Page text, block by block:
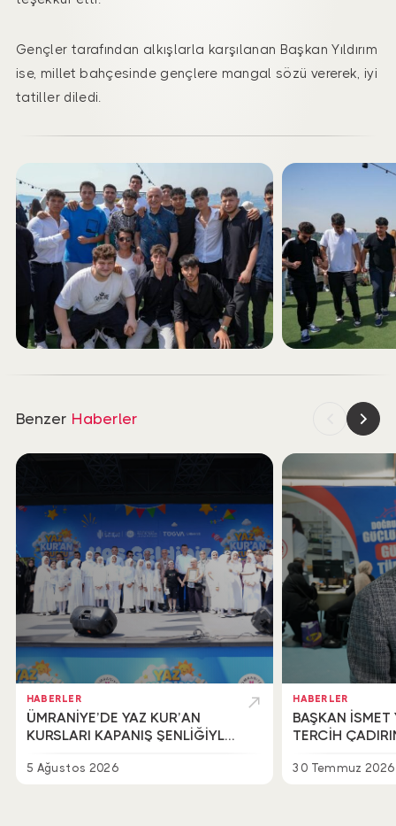
Gençler tarafından alkışlarla karşılanan Başkan Yıldırım
ise, millet bahçesinde gençlere mangal sözü vererek, iyi
tatiller diledi.
Benzer Haberler
HABERLER
ÜMRANİYE’DE YAZ KUR’AN
KURSLARI KAPANIŞ ŞENLİĞİYLE
5 Ağustos 2026
HABERLER
BAŞKAN İSMET
TERCİH
30 Temmuz 2026